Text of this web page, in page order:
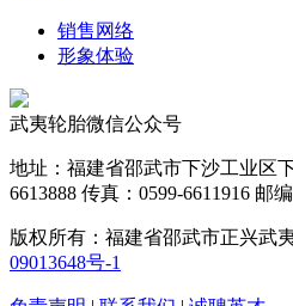
销售网络
形象体验
武夷轮胎微信公众号
地址：福建省邵武市下沙工业区
6613888 传真：0599-6611916 邮
版权所有：福建省邵武市正兴武
09013648号-1